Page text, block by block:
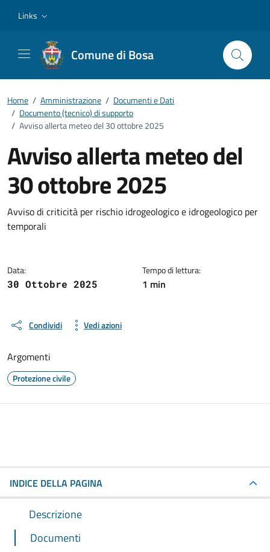
Links
Comune di Bosa
Home / Amministrazione / Documenti e Dati
/ Documento (tecnico) di supporto
/ Avviso allerta meteo del 30 ottobre 2025
Avviso allerta meteo del
30 ottobre 2025
Dettagli del documento
Avviso di criticità per rischio idrogeologico e idrogeologico per
temporali
Data:
30 Ottobre 2025
Tempo di lettura:
1 min
Condividi Vedi azioni
Argomenti
Protezione civile
INDICE DELLA PAGINA
Descrizione
Documenti